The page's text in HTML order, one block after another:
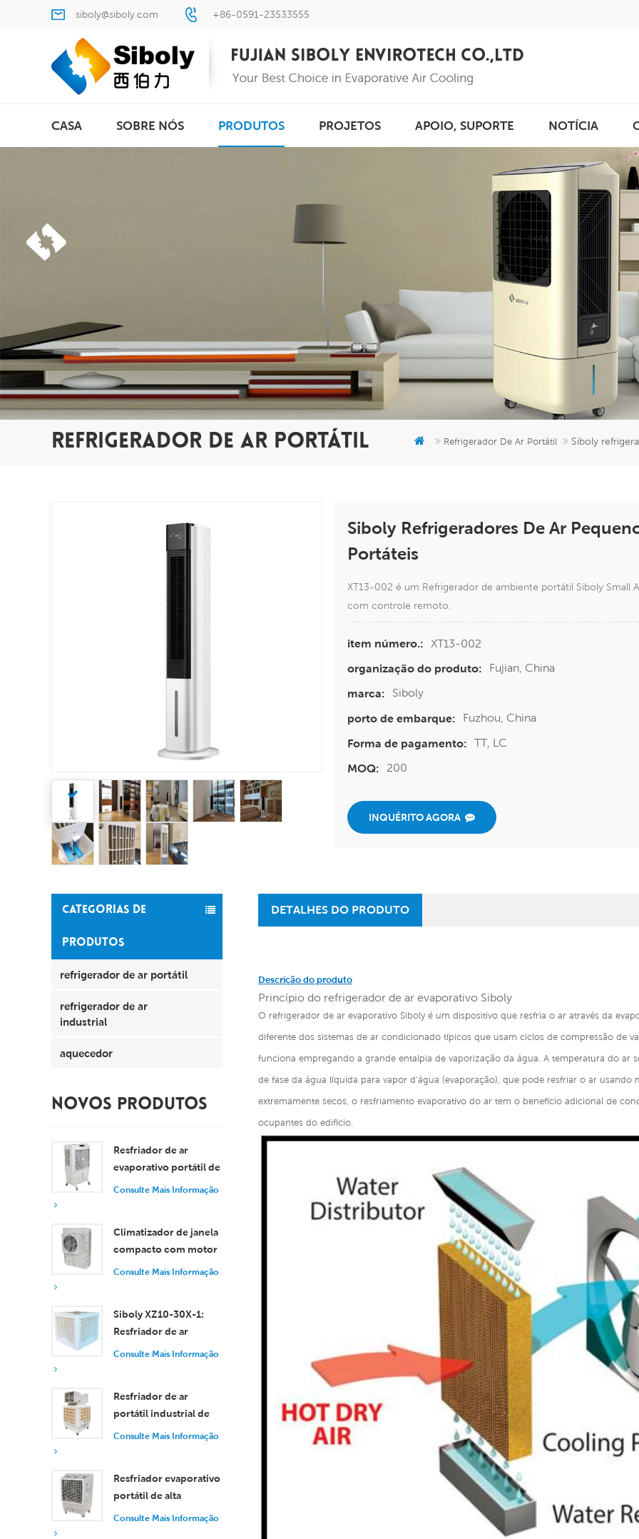
siboly@siboly.com +86-0591-23533555
CASA SOBRE NÓS PRODUTOS PROJETOS APOIO, SUPORTE NOTÍCIA
REFRIGERADOR DE AR PORTÁTIL Refrigerador De Ar Portátil Siboly
Siboly Refrigeradores De Ar
Portáteis
XT13-002 é um Refrigerador de ambiente portátil Siboly
com controle remoto.
item número.:
XT13-002
organização do produto:
Fujian, China
marca:
Siboly
porto de embarque:
Fuzhou, China
Forma de pagamento: TT, LC
MOQ:
200
INQUÉRITO AGORA
CATEGORIAS DE
PRODUTOS
refrigerador de ar portátil
refrigerador de ar
industrial
aquecedor
NOVOS PRODUTOS
Resfriador de ar
evaporativo portátil de
8000 m³/h com
Consulte Mais Informação
Climatizador de janela
compacto com motor
axial, resfriamento
médios.
Consulte Mais Informação
Siboly XZ10-30X-1:
Resfriador de ar
evaporativo industrial
Consulte Mais Informação
Resfriador de ar
portátil industrial de
18.000 m³/h com
grandes espaços.
Consulte Mais Informação
Resfriador evaporativo
portátil de alta
eficiência com
Consulte Mais Informação
DETALHES DO PRODUTO
Descrição do produto
Princípio do refrigerador de ar evaporativo Siboly
O refrigerador de ar evaporativo Siboly é um dispositivo que resfria o ar através da
diferente dos sistemas de ar condicionado típicos que usam ciclos de compressão de
funciona empregando a grande entalpia de vaporização da água. A temperatura do ar
de fase da água líquida para vapor d'água (evaporação), que pode resfriar o ar
extremamente secos, o resfriamento evaporativo do ar tem o benefício adicional de
ocupantes do edifício.